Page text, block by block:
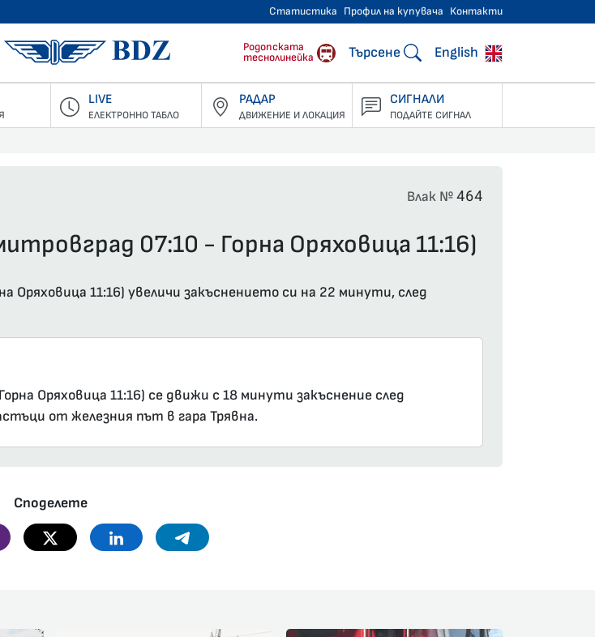
Статистика Профил на купувача Контакти
БДЖ - Пътнически превози
Родопската
теснолинейка
Търсене English
LIVE
ЕЛЕКТРОННО ТАБЛО
РАДАР
ДВИЖЕНИЕ И ЛОКАЦИЯ
СИГНАЛИ
ПОДАЙТЕ СИГНАЛ
Влак №464
07:10 - Горна Оряховица 11:16)
11:16) увеличи закъснението си на 22 минути, след
Оряховица 11:16) се движи с 18 минути закъснение след
от железния път в гара Трявна.
Споделете
Twitter Linkedin Telegram